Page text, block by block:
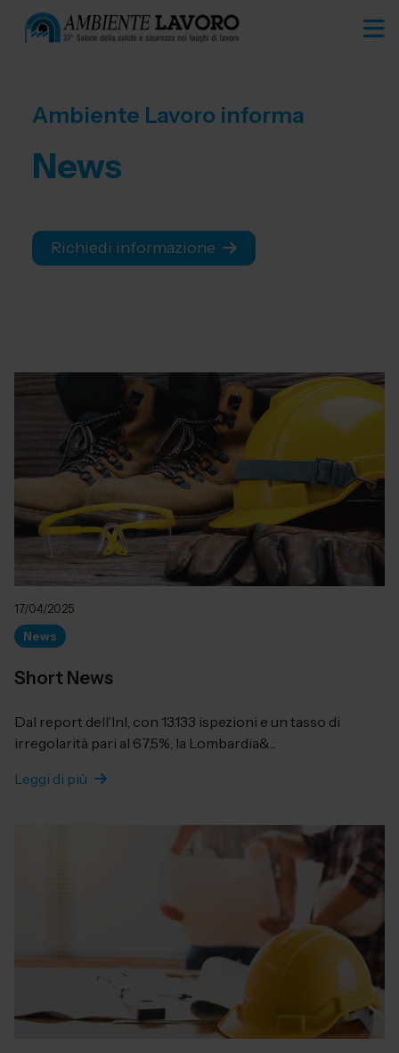
Ambiente Lavoro informa
News
Richiedi informazione
17/04/2025
News
Short News
Dal report dell’Inl, con 13.133 ispezioni e un tasso di
irregolarità pari al 67,5%, la Lombardia&...
Leggi di più